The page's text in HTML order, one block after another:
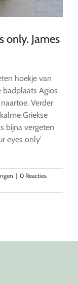
only. James
hoekje van
Agios
Verder
Griekse
bijna vergeten
eyes only'
| 0 Reacties